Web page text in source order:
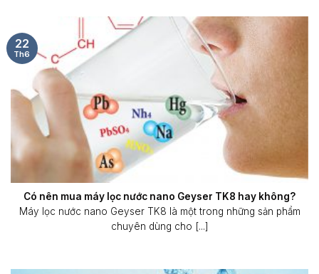
Có nên mua máy lọc nước nano Geyser TK8 hay không?
Máy lọc nước nano Geyser TK8 là một trong những sản phẩm
chuyên dùng cho [...]
22
Th6